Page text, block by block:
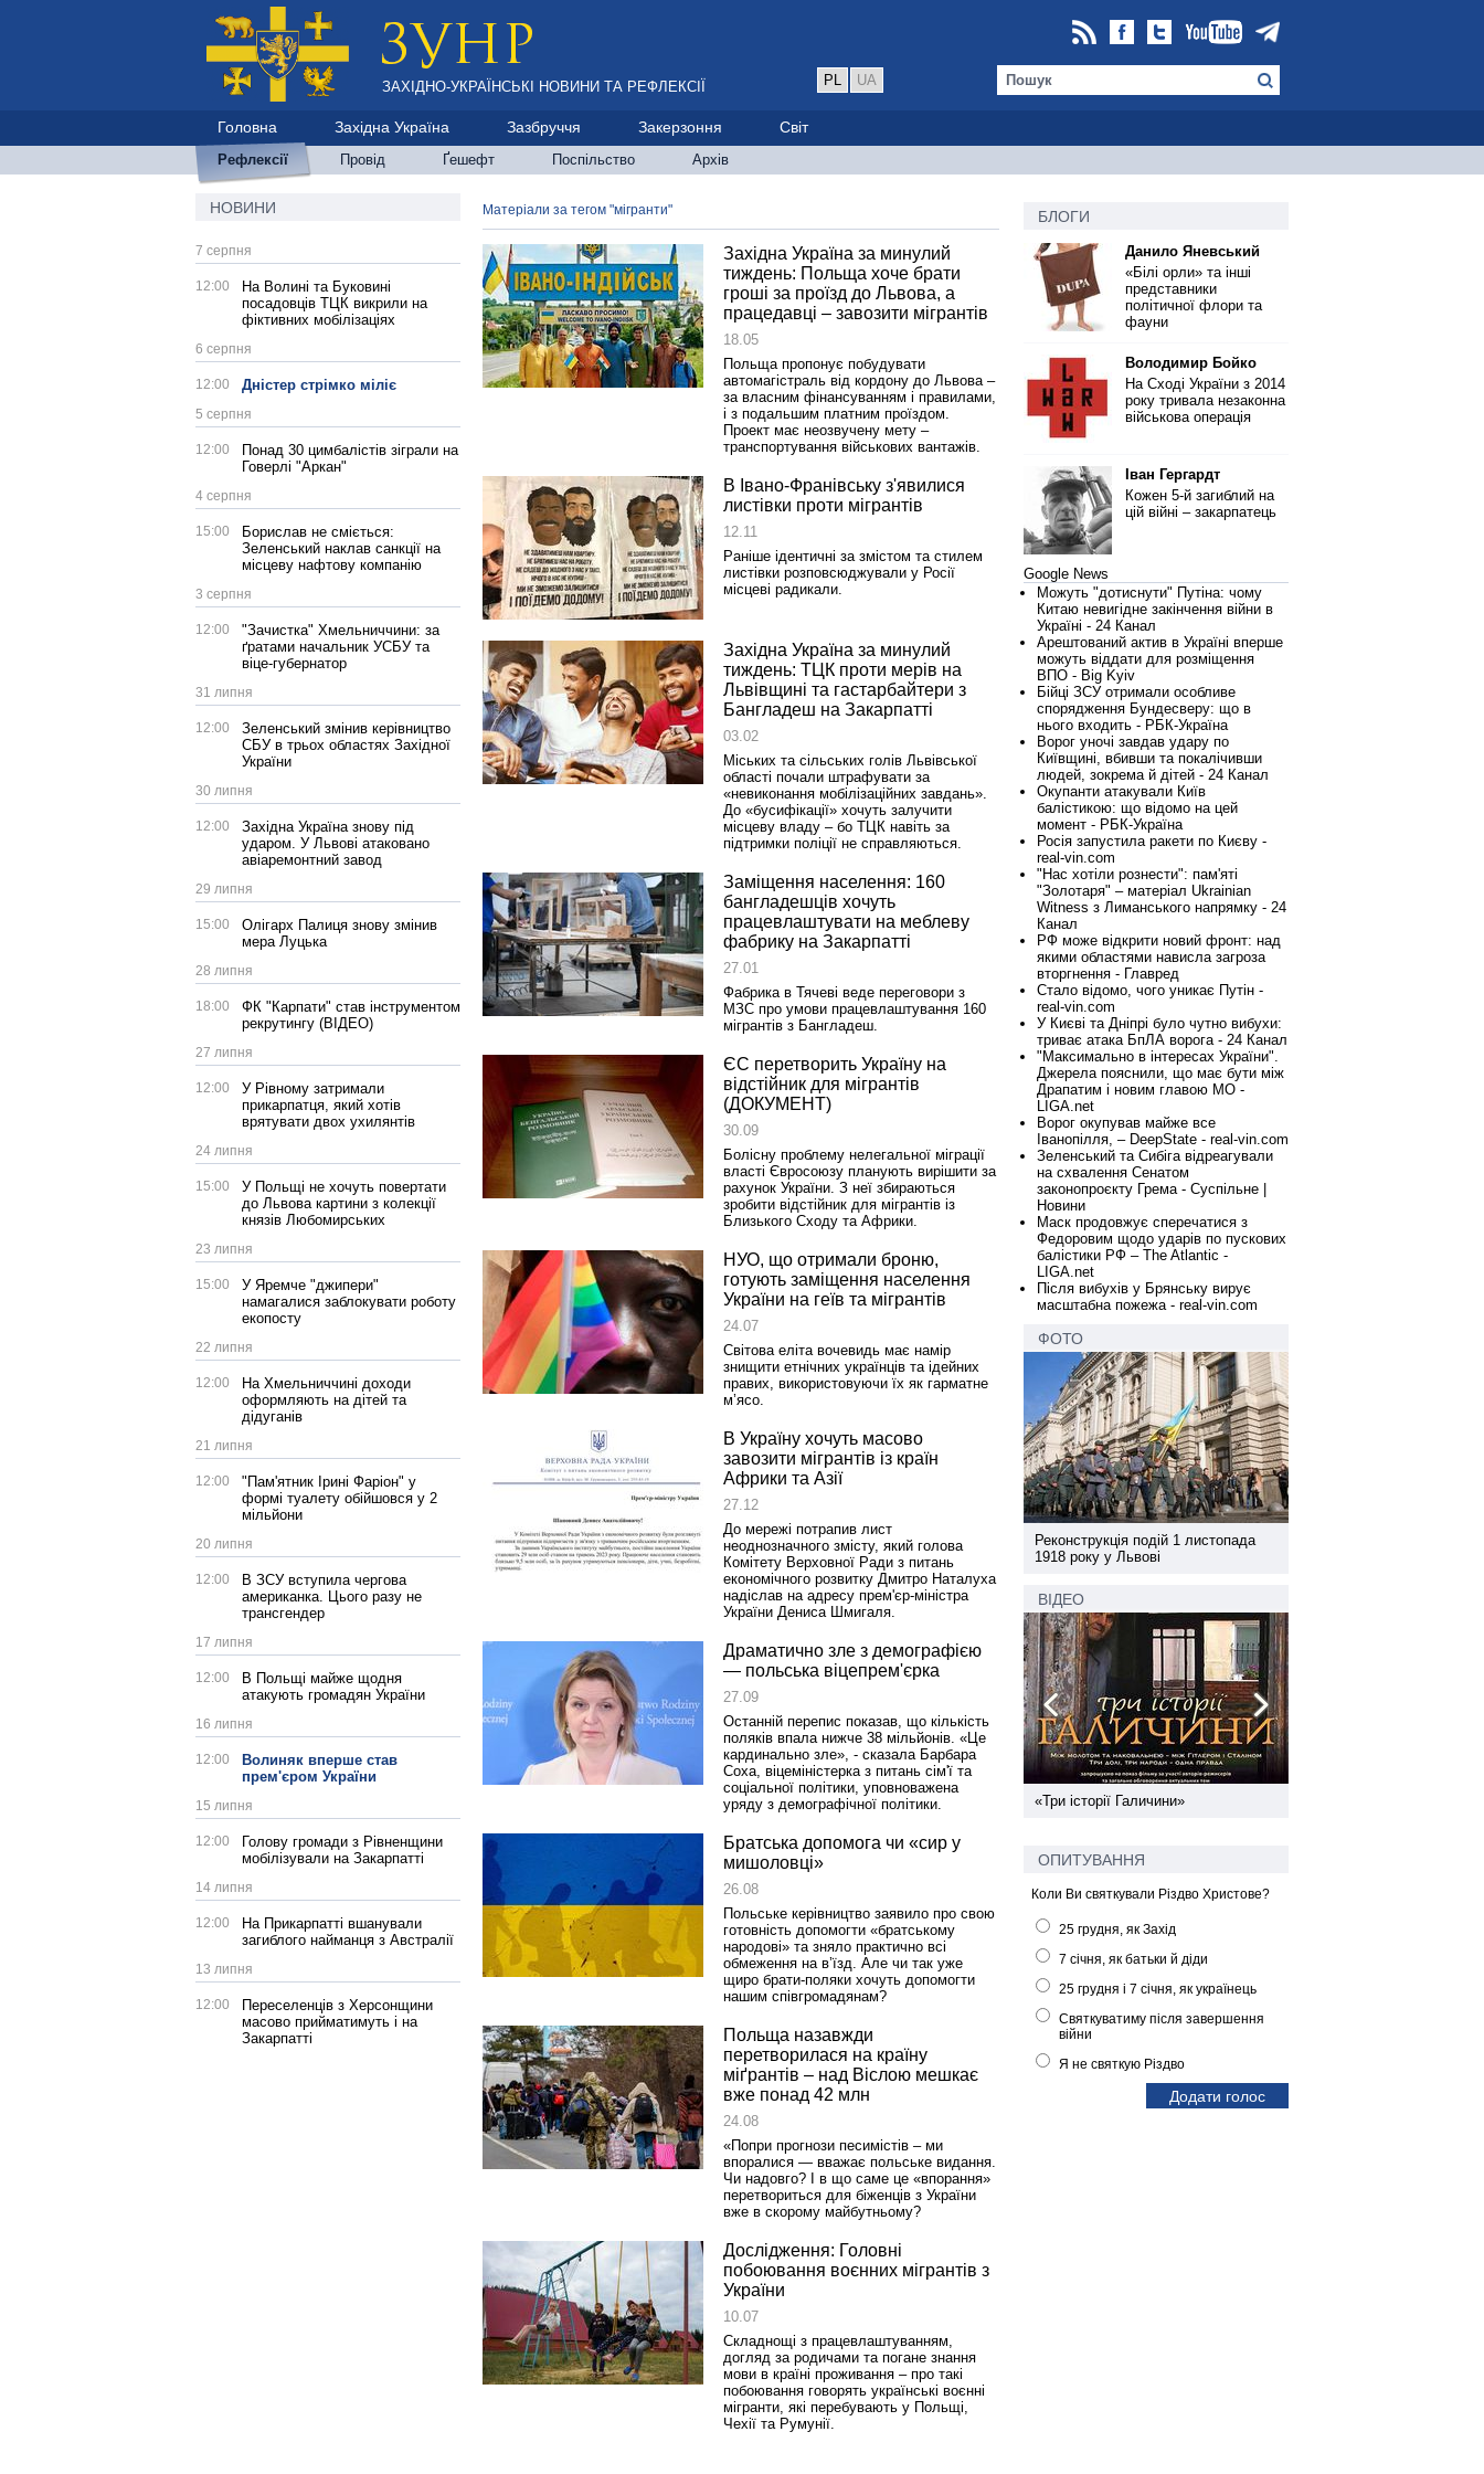
ЗАХІДНО-УКРАЇНСЬКІ НОВИНИ ТА РЕФЛЕКСІЇ PL UA
Головна Західна Україна Зазбруччя Закерзоння Світ
Рефлексії Провід Ґешефт Поспільство Архів
НОВИНИ
7 серпня
12:00
На Волині та Буковині
посадовців ТЦК викрили на
фіктивних мобілізаціях
6 серпня
12:00 Дністер стрімко міліє
5 серпня
12:00
Понад 30 цимбалістів зіграли на
Говерлі "Аркан"
4 серпня
15:00
Борислав не сміється:
Зеленський наклав санкції на
місцеву нафтову компанію
3 серпня
12:00
"Зачистка" Хмельниччини: за
ґратами начальник УСБУ та
віце-губернатор
31 липня
12:00
Зеленський змінив керівництво
СБУ в трьох областях Західної
України
30 липня
12:00
Західна Україна знову під
ударом. У Львові атаковано
авіаремонтний завод
29 липня
15:00
Олігарх Палиця знову змінив
мера Луцька
28 липня
18:00
ФК "Карпати" став інструментом
рекрутингу (ВІДЕО)
27 липня
12:00
У Рівному затримали
прикарпатця, який хотів
врятувати двох ухилянтів
24 липня
15:00
У Польщі не хочуть повертати
до Львова картини з колекції
князів Любомирських
23 липня
15:00
У Яремче "джипери"
намагалися заблокувати роботу
екопосту
22 липня
12:00
На Хмельниччині доходи
оформляють на дітей та
дідуганів
21 липня
12:00
"Пам'ятник Ірині Фаріон" у
формі туалету обійшовся у 2
мільйони
20 липня
12:00
В ЗСУ вступила чергова
американка. Цього разу не
трансгендер
17 липня
12:00
В Польщі майже щодня
атакують громадян України
16 липня
12:00
Волиняк вперше став
прем'єром України
15 липня
12:00
Голову громади з Рівненщини
мобілізували на Закарпатті
14 липня
12:00
На Прикарпатті вшанували
загиблого найманця з Австралії
13 липня
12:00
Переселенців з Херсонщини
масово прийматимуть і на
Закарпатті
Матеріали за тегом "мігранти"
Західна Україна за минулий
тиждень: Польща хоче брати
гроші за проїзд до Львова, а
працедавці – завозити мігрантів
18.05
Польща пропонує побудувати
автомагістраль від кордону до Львова –
за власним фінансуванням і правилами,
і з подальшим платним проїздом.
Проект має неозвучену мету –
транспортування військових вантажів.
В Івано-Франівську з'явилися
листівки проти мігрантів
12.11
Раніше ідентичні за змістом та стилем
листівки розповсюджували у Росії
місцеві радикали.
Західна Україна за минулий
тиждень: ТЦК проти мерів на
Львівщині та гастарбайтери з
Бангладеш на Закарпатті
03.02
Міських та сільських голів Львівської
області почали штрафувати за
«невиконання мобілізаційних завдань».
До «бусифікації» хочуть залучити
місцеву владу – бо ТЦК навіть за
підтримки поліції не справляються.
Заміщення населення: 160
бангладешців хочуть
працевлаштувати на меблеву
фабрику на Закарпатті
27.01
Фабрика в Тячеві веде переговори з
МЗС про умови працевлаштування 160
мігрантів з Бангладеш.
ЄС перетворить Україну на
відстійник для мігрантів
(ДОКУМЕНТ)
30.09
Болісну проблему нелегальної міграції
власті Євросоюзу планують вирішити за
рахунок України. З неї збираються
зробити відстійник для мігрантів із
Близького Сходу та Африки.
НУО, що отримали броню,
готують заміщення населення
України на геїв та мігрантів
24.07
Світова еліта вочевидь має намір
знищити етнічних українців та ідейних
правих, використовуючи їх як гарматне
м’ясо.
В Україну хочуть масово
завозити мігрантів із країн
Африки та Азії
27.12
До мережі потрапив лист
неоднозначного змісту, який голова
Комітету Верховної Ради з питань
економічного розвитку Дмитро Наталуха
надіслав на адресу прем'єр-міністра
України Дениса Шмигаля.
Драматично зле з демографією
— польська віцепрем'єрка
27.09
Останній перепис показав, що кількість
поляків впала нижче 38 мільйонів. «Це
кардинально зле», - сказала Барбара
Соха, віцеміністерка з питань сім'ї та
соціальної політики, уповноважена
уряду з демографічної політики.
Братська допомога чи «сир у
мишоловці»
26.08
Польське керівництво заявило про свою
готовність допомогти «братському
народові» та зняло практично всі
обмеження на в’їзд. Але чи так уже
щиро брати-поляки хочуть допомогти
нашим співгромадянам?
Польща назавжди
перетворилася на країну
міґрантів – над Віслою мешкає
вже понад 42 млн
24.08
«Попри прогнози песимістів – ми
впоралися — вважає польське видання.
Чи надовго? І в що саме це «впорання»
перетвориться для біженців з України
вже в скорому майбутньому?
Дослідження: Головні
побоювання воєнних мігрантів з
України
10.07
Складнощі з працевлаштуванням,
догляд за родичами та погане знання
мови в країні проживання – про такі
побоювання говорять українські воєнні
мігранти, які перебувають у Польщі,
Чехії та Румунії.
БЛОГИ
Данило Яневський
«Білі орли» та інші
представники
політичної флори та
фауни
Володимир Бойко
На Сході України з 2014
року тривала незаконна
військова операція
Іван Гергардт
Кожен 5-й загиблий на
цій війні – закарпатець
Google News
Можуть "дотиснути" Путіна: чому
Китаю невигідне закінчення війни в
Україні - 24 Канал
Арештований актив в Україні вперше
можуть віддати для розміщення
ВПО - Big Kyiv
Бійці ЗСУ отримали особливе
спорядження Бундесверу: що в
нього входить - РБК-Україна
Ворог уночі завдав удару по
Київщині, вбивши та покалічивши
людей, зокрема й дітей - 24 Канал
Окупанти атакували Київ
балістикою: що відомо на цей
момент - РБК-Україна
Росія запустила ракети по Києву -
real-vin.com
"Нас хотіли рознести": пам'яті
"Золотаря" – матеріал Ukrainian
Witness з Лиманського напрямку - 24
Канал
РФ може відкрити новий фронт: над
якими областями нависла загроза
вторгнення - Главред
Стало відомо, чого уникає Путін -
real-vin.com
У Києві та Дніпрі було чутно вибухи:
триває атака БпЛА ворога - 24 Канал
"Максимально в інтересах України".
Джерела пояснили, що має бути між
Драпатим і новим главою МО -
LIGA.net
Ворог окупував майже все
Іванопілля, – DeepState - real-vin.com
Зеленський та Сибіга відреагували
на схвалення Сенатом
законопроєкту Грема - Суспільне |
Новини
Маск продовжує сперечатися з
Федоровим щодо ударів по пускових
балістики РФ – The Atlantic -
LIGA.net
Після вибухів у Брянську вирує
масштабна пожежа - real-vin.com
ФОТО
Реконструкція подій 1 листопада
1918 року у Львові
Реконструкція подій 1 листопада
1918 року у Львові
ВІДЕО
Спільний інформпростір Західної
України
«Три історії Галичини»
ОПИТУВАННЯ
Коли Ви святкували Різдво Христове?
25 грудня, як Захід
7 січня, як батьки й діди
25 грудня і 7 січня, як українець
Святкуватиму після завершення
війни
Я не святкую Різдво